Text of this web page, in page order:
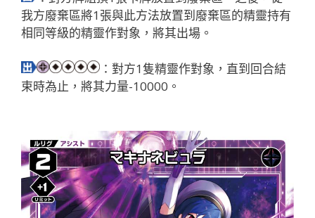
我方廢棄區將1張與此方法放置到廢棄區的精靈持有
相同等級的精靈作對象，將其出場。
：對方1隻精靈作對象，直到回合結
束時為止，將其力量-10000。